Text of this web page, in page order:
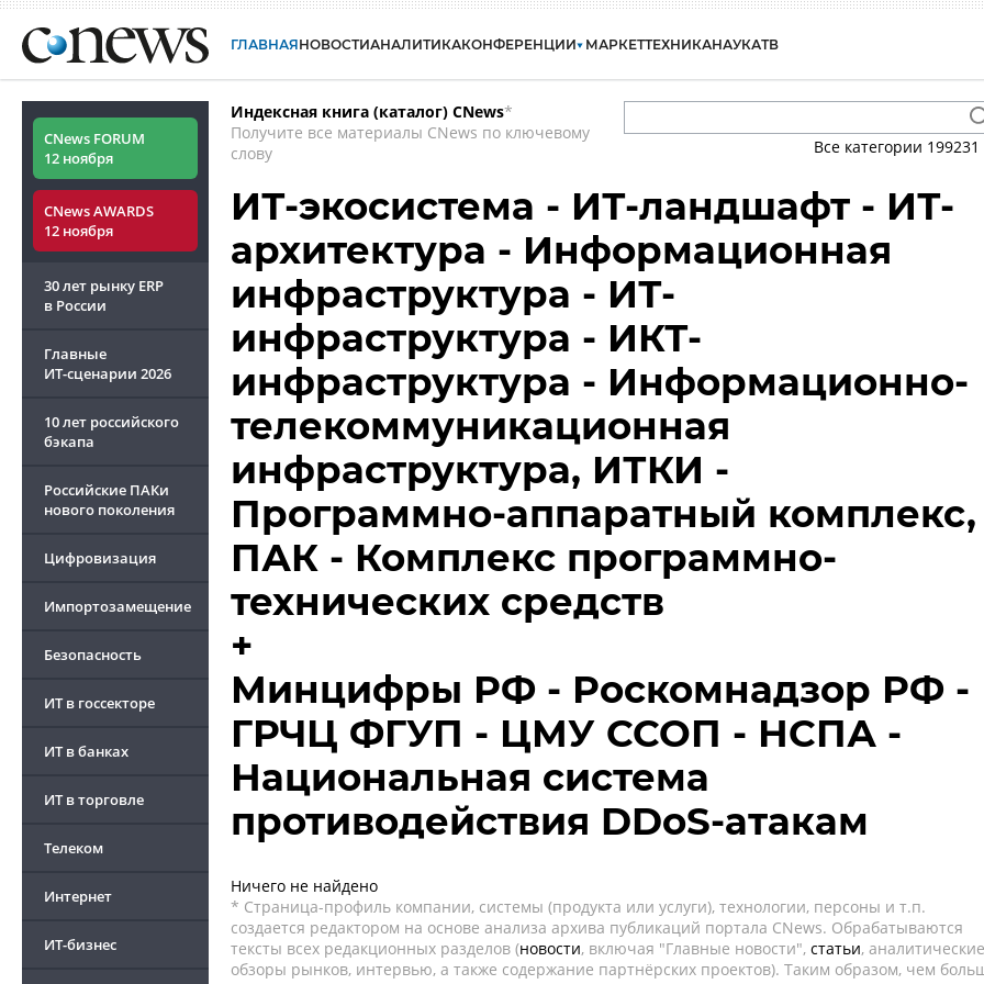
ГЛАВНАЯНОВОСТИАНАЛИТИКАКОНФЕРЕНЦИИ МАРКЕТТЕХНИКАНАУКАТВ
CNews FORUM
12 ноября
CNews AWARDS
12 ноября
30 лет рынку ERP
в России
Главные
ИТ-сценарии 2026
10 лет российского
бэкапа
Российские ПАКи
нового поколения
Цифровизация
Импортозамещение
Безопасность
ИТ в госсекторе
ИТ в банках
ИТ в торговле
Телеком
Интернет
ИТ-бизнес
Индексная книга (каталог) CNews*
Получите все материалы CNews по ключевому
слову
Все категории 199231
ИТ-экосистема - ИТ-ландшафт - ИТ-
архитектура - Информационная
инфраструктура - ИТ-
инфраструктура - ИКТ-
инфраструктура - Информационно-
телекоммуникационная
инфраструктура, ИТКИ -
Программно-аппаратный комплекс,
ПАК - Комплекс программно-
технических средств
+
Минцифры РФ - Роскомнадзор РФ -
ГРЧЦ ФГУП - ЦМУ ССОП - НСПА -
Национальная система
противодействия DDoS-атакам
Ничего не найдено
* Страница-профиль компании, системы (продукта или услуги), технологии, персоны и т.п.
создается редактором на основе анализа архива публикаций портала CNews. Обрабатываются
тексты всех редакционных разделов (новости, включая "Главные новости", статьи, аналитические
обзоры рынков, интервью, а также содержание партнёрских проектов). Таким образом, чем